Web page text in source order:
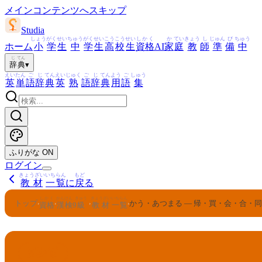
メインコンテンツへスキップ
Studia
ホーム 小
しょう
学
がく
生
せい
中
ちゅう
学
がく
生
せい
高
こう
校
こう
生
せい
資格
しかく
AI家
か
庭
てい
教
きょう
師
し
準
じゅん
備
び
中
ちゅう
辞
じ
典
てん
▾
英
えい
単
たん
語
ご
辞
じ
典
てん
英
えい
熟
じゅく
語
ご
辞
じ
典
てん
用
よう
語
ご
集
しゅう
ふりがな ON
ログイン
教材
きょうざい
一覧
いちらん
に 戻
もど
る
トップ›資格
しかく
›漢検
かんけん
9級
きゅう
› 教材
きょうざい
一覧
いちらん
›かう・あつまる — 帰・買・会・合・